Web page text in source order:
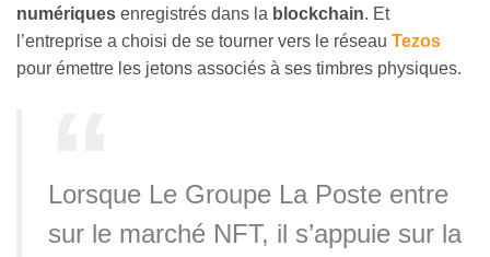
numériques enregistrés dans la blockchain. Et
l’entreprise a choisi de se tourner vers le réseau Tezos
pour émettre les jetons associés à ses timbres physiques.
Lorsque Le Groupe La Poste entre
sur le marché NFT, il s’appuie sur la